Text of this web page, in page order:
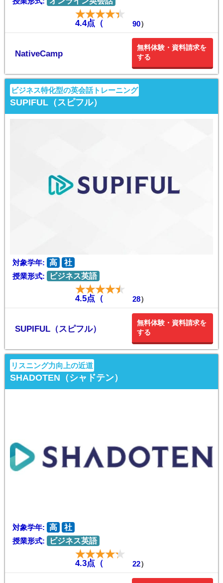
4.4点（ 90）
NativeCamp
無料体験・資料請求を
する
ビジネス特化型の英会話トレーニング
SUPIFUL（スピフル）
対象学年: 高
社
授業形式:
ビジネス英語
4.5点（ 28）
SUPIFUL（スピフル）
無料体験・資料請求を
する
リスニング力向上の近道
SHADOTEN（シャドテン）
対象学年: 高
社
授業形式:
ビジネス英語
4.3点（ 22）